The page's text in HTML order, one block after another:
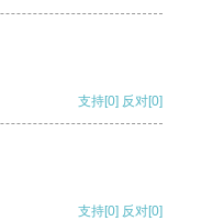
支持[0] 反对[0]
支持[0] 反对[0]